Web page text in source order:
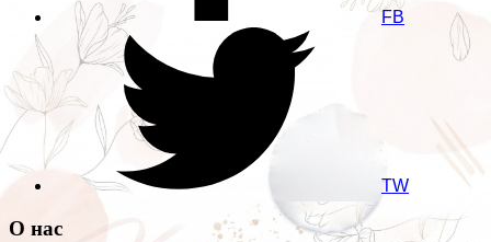
FB
TW
О нас